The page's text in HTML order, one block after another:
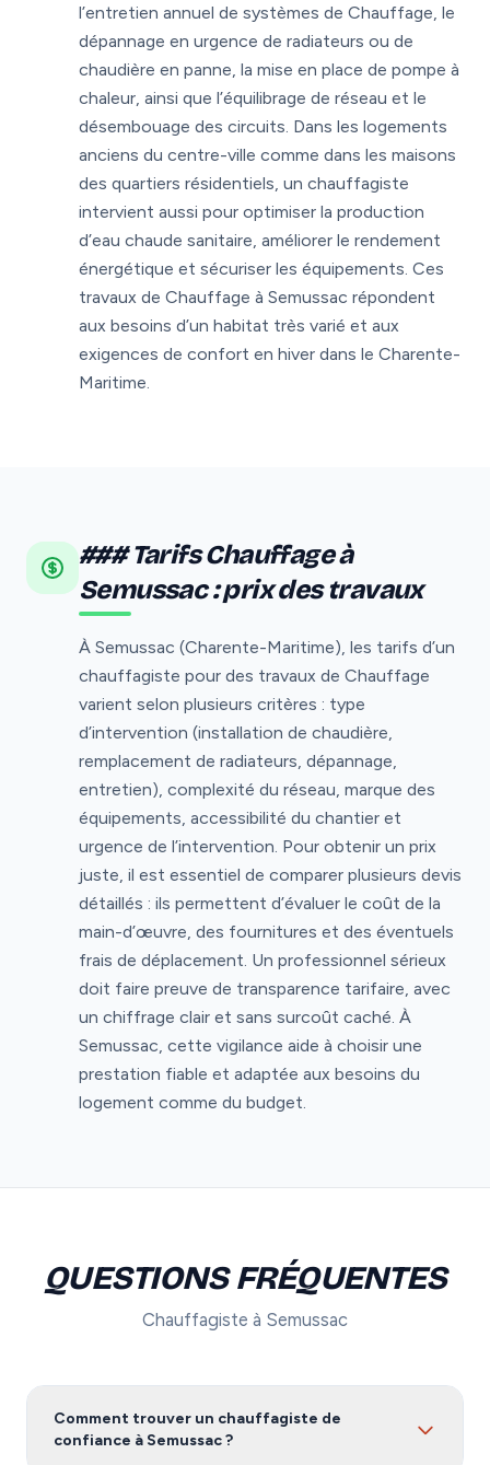
l’entretien annuel de systèmes de Chauffage, le
dépannage en urgence de radiateurs ou de
chaudière en panne, la mise en place de pompe à
chaleur, ainsi que l’équilibrage de réseau et le
désembouage des circuits. Dans les logements
anciens du centre-ville comme dans les maisons
des quartiers résidentiels, un chauffagiste
intervient aussi pour optimiser la production
d’eau chaude sanitaire, améliorer le rendement
énergétique et sécuriser les équipements. Ces
travaux de Chauffage à Semussac répondent
aux besoins d’un habitat très varié et aux
exigences de confort en hiver dans le Charente-
Maritime.
### Tarifs Chauffage à
Semussac : prix des travaux
À Semussac (Charente-Maritime), les tarifs d’un
chauffagiste pour des travaux de Chauffage
varient selon plusieurs critères : type
d’intervention (installation de chaudière,
remplacement de radiateurs, dépannage,
entretien), complexité du réseau, marque des
équipements, accessibilité du chantier et
urgence de l’intervention. Pour obtenir un prix
juste, il est essentiel de comparer plusieurs devis
détaillés : ils permettent d’évaluer le coût de la
main-d’œuvre, des fournitures et des éventuels
frais de déplacement. Un professionnel sérieux
doit faire preuve de transparence tarifaire, avec
un chiffrage clair et sans surcoût caché. À
Semussac, cette vigilance aide à choisir une
prestation fiable et adaptée aux besoins du
logement comme du budget.
QUESTIONS FRÉQUENTES
Chauffagiste à Semussac
Comment trouver un chauffagiste de
confiance à Semussac ?